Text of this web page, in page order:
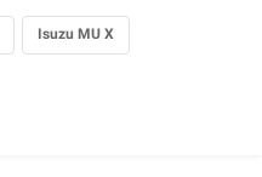
Isuzu MU X